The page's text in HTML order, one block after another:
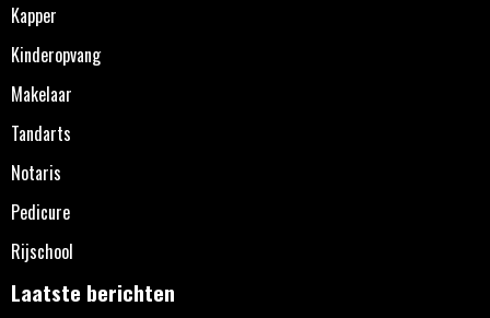
Kapper
Kinderopvang
Makelaar
Tandarts
Notaris
Pedicure
Rijschool
Laatste berichten